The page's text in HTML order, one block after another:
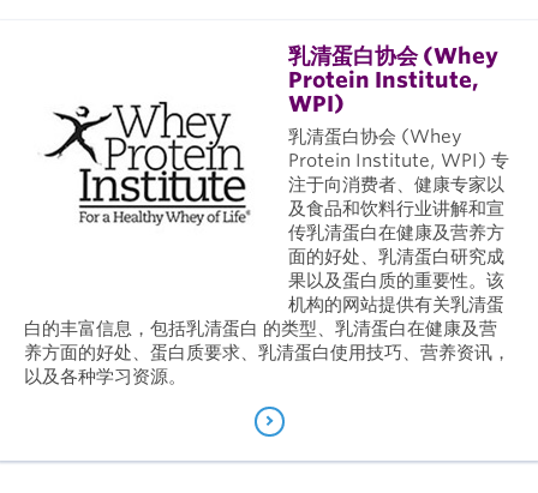
乳清蛋白协会 (Whey
Protein Institute,
WPI)
乳清蛋白协会 (Whey
Protein Institute, WPI) 专
注于向消费者、健康专家以
及食品和饮料行业讲解和宣
传乳清蛋白在健康及营养方
面的好处、乳清蛋白研究成
果以及蛋白质的重要性。该
机构的网站提供有关乳清蛋
白的丰富信息，包括乳清蛋白 的类型、乳清蛋白在健康及营
养方面的好处、蛋白质要求、乳清蛋白使用技巧、营养资讯，
以及各种学习资源。